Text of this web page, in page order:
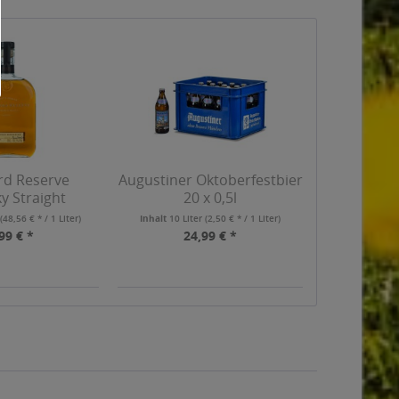
Reserve
Straight
(48,56 € * / 1 Liter)
€ *
Augustiner Oktoberfestbier
20 x 0,5l
Inhalt 10 Liter(2,50 € * / 1 Liter)
24,99 € *